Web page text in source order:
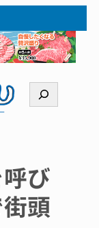
索
び
頭